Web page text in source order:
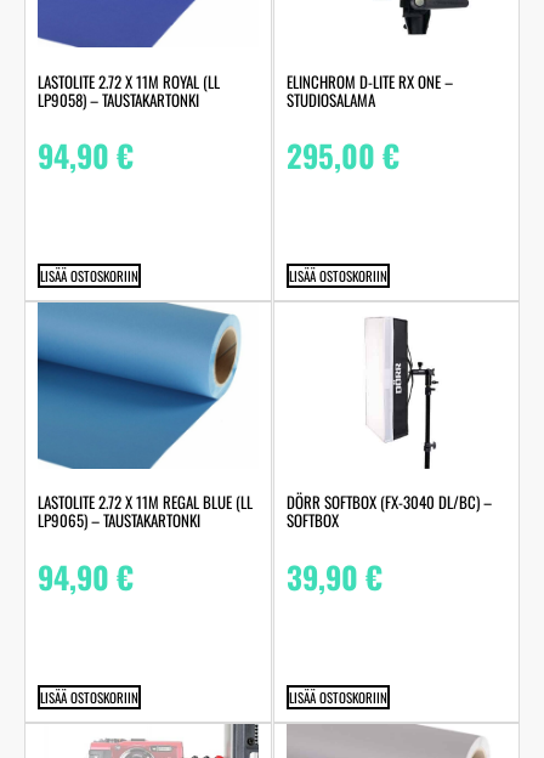
LASTOLITE 2.72 X 11M ROYAL (LL
LP9058) – TAUSTAKARTONKI
94,90€
LISÄÄ OSTOSKORIIN
ELINCHROM D-LITE RX ONE –
STUDIOSALAMA
295,00€
LISÄÄ OSTOSKORIIN
LASTOLITE 2.72 X 11M REGAL BLUE (LL
LP9065) – TAUSTAKARTONKI
94,90€
LISÄÄ OSTOSKORIIN
DÖRR SOFTBOX (FX-3040 DL/BC) –
SOFTBOX
39,90€
LISÄÄ OSTOSKORIIN